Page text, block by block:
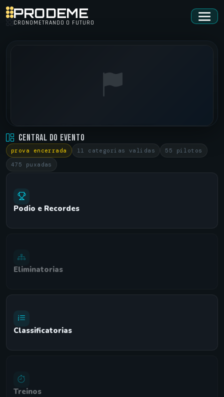
PRODEME
CRONOMETRANDO O FUTURO
LISTA AREA 15 NOPREP • AREA 15 NOPREP
ARENA CARNELOS • 23/10/2021
Central do Evento
prova encerrada 11 categorias validas
55 pilotos
475 puxadas
Podio e Recordes
Eliminatorias
Classificatorias
Treinos